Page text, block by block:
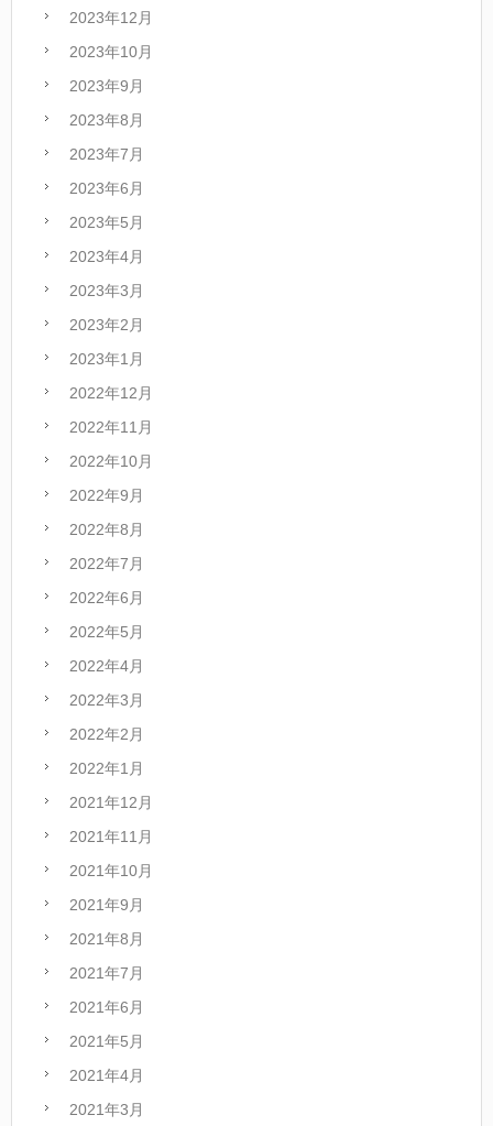
2023年12月
2023年10月
2023年9月
2023年8月
2023年7月
2023年6月
2023年5月
2023年4月
2023年3月
2023年2月
2023年1月
2022年12月
2022年11月
2022年10月
2022年9月
2022年8月
2022年7月
2022年6月
2022年5月
2022年4月
2022年3月
2022年2月
2022年1月
2021年12月
2021年11月
2021年10月
2021年9月
2021年8月
2021年7月
2021年6月
2021年5月
2021年4月
2021年3月